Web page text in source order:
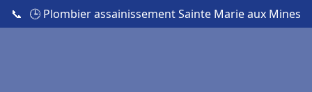
📞 🕒 Plombier assainissement Sainte Marie aux Mines